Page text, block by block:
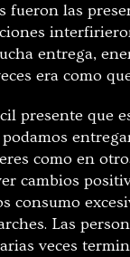
fueron las
entrega,
era como
presente que
como en
cambios
consumo
Las
veces